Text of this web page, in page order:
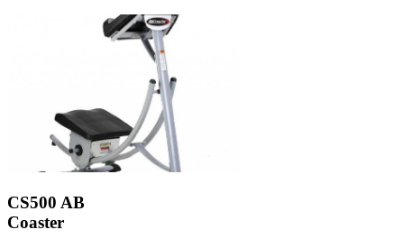
CS500 AB
Coaster